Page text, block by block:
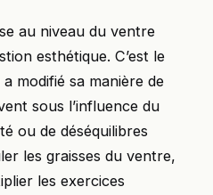
au niveau du ventre
esthétique. C’est le
a modifié sa manière de
sous l’influence du
ou de déséquilibres
les graisses du ventre,
les exercices